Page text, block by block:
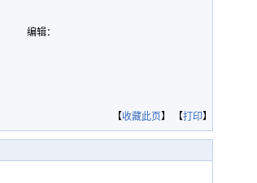
编辑：
【收藏此页】 【打印】